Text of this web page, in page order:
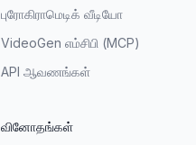
புரோகிராமெடிக் வீடியோ
VideoGen எம்சிபி (MCP)
API ஆவணங்கள்
வினோதங்கள்